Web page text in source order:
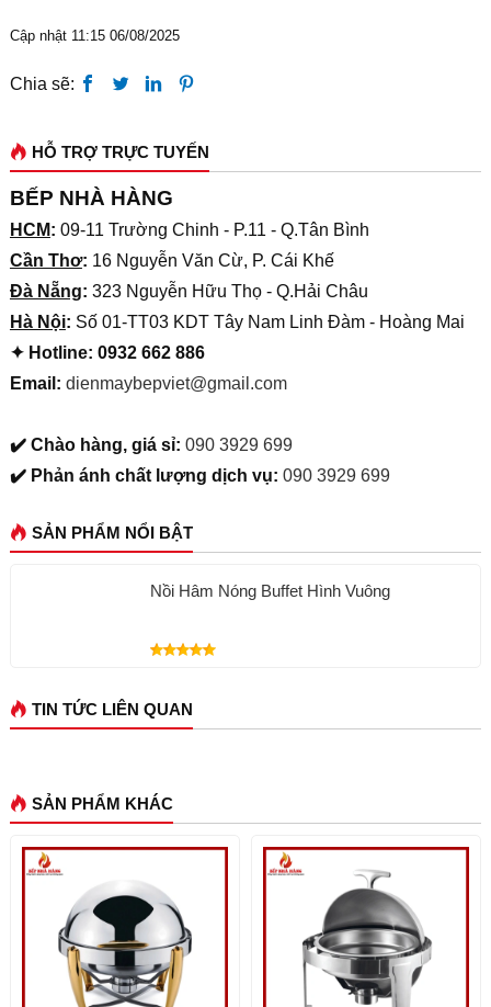
Cập nhật 11:15 06/08/2025
Chia sẽ:
HỖ TRỢ TRỰC TUYẾN
BẾP NHÀ HÀNG
HCM: 09-11 Trường Chinh - P.11 - Q.Tân Bình
Cần Thơ: 16 Nguyễn Văn Cừ, P. Cái Khế
Đà Nẵng: 323 Nguyễn Hữu Thọ - Q.Hải Châu
Hà Nội: Số 01-TT03 KDT Tây Nam Linh Đàm - Hoàng Mai
✦ Hotline: 0932 662 886
Email: dienmaybepviet@gmail.com
✔️ Chào hàng, giá sỉ: 090 3929 699
✔️ Phản ánh chất lượng dịch vụ: 090 3929 699
SẢN PHẨM NỔI BẬT
Nồi Hâm Nóng Buffet Hình Vuông
TIN TỨC LIÊN QUAN
SẢN PHẨM KHÁC